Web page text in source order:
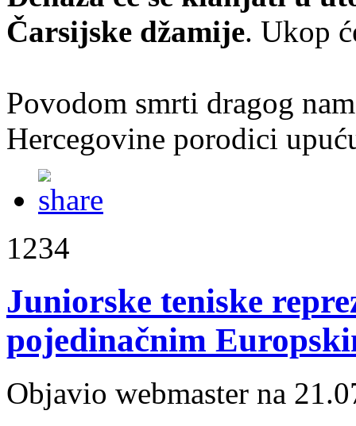
Čarsijske džamije. Ukop
Povodom smrti dragog
Hercegovine porodici
1234
Juniorske teniske
pojedinačnim
Objavio webmaster na